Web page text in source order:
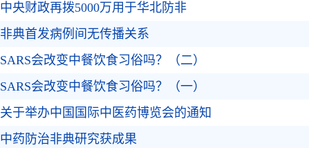
中央财政再拨5000万用于华北防非
非典首发病例间无传播关系
SARS会改变中餐饮食习俗吗？（二）
SARS会改变中餐饮食习俗吗？（一）
关于举办中国国际中医药博览会的通知
中药防治非典研究获成果